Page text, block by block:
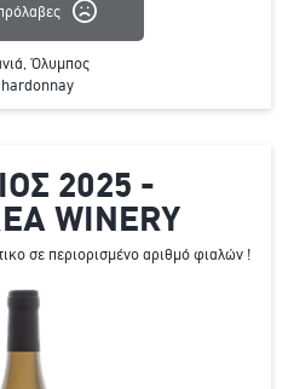
Όλυμπος
2025 -
WINERY
σε περιορισμένο αριθμό φιαλών !